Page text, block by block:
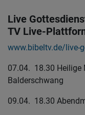
Live
TV Live-
www.bibeltv.de/live-
07.04. 18.30 Heilige
Balderschwang
09.04. 18.30